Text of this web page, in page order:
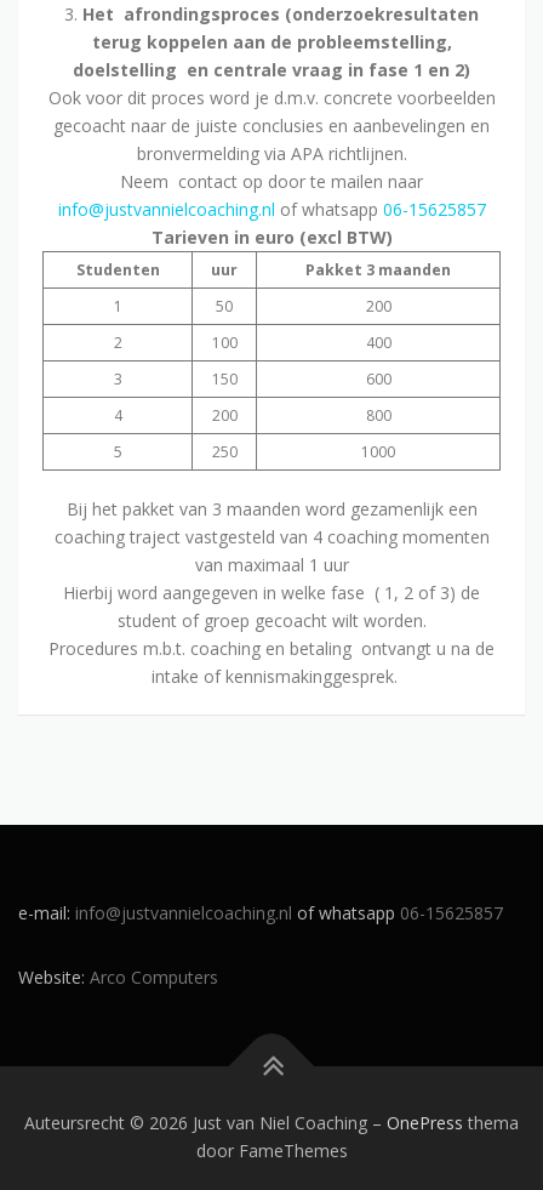
3. Het afrondingsproces (onderzoekresultaten
terug koppelen aan de probleemstelling,
doelstelling en centrale vraag in fase 1 en 2)
Ook voor dit proces word je d.m.v. concrete voorbeelden
gecoacht naar de juiste conclusies en aanbevelingen en
bronvermelding via APA richtlijnen.
Neem contact op door te mailen naar
info@justvannielcoaching.nl of whatsapp 06-15625857
Tarieven in euro (excl BTW)
Studenten uur
Pakket 3 maanden
1
50
200
2
100
400
3
150
600
4
200
800
5
250 1000
Bij het pakket van 3 maanden word gezamenlijk een
coaching traject vastgesteld van 4 coaching momenten
van maximaal 1 uur
Hierbij word aangegeven in welke fase ( 1, 2 of 3) de
student of groep gecoacht wilt worden.
Procedures m.b.t. coaching en betaling ontvangt u na de
intake of kennismakinggesprek.
e-mail: info@justvannielcoaching.nl of whatsapp 06-15625857
Website: Arco Computers
Auteursrecht © 2026 Just van Niel Coaching – OnePress thema
door FameThemes